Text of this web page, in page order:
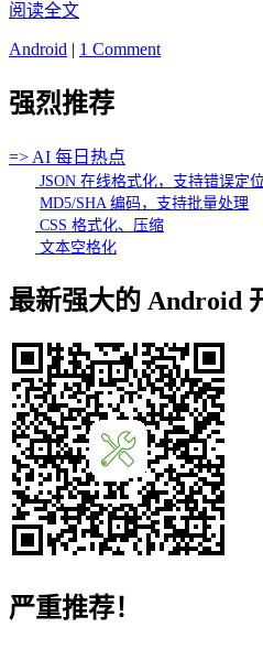
阅读全文
Android | 1 Comment
强烈推荐
=> AI 每日热点
JSON 在线格式化，支持错误定位
MD5/SHA 编码，支持批量处理
CSS 格式化、压缩
文本空格化
最新强大的 Android
严重推荐！